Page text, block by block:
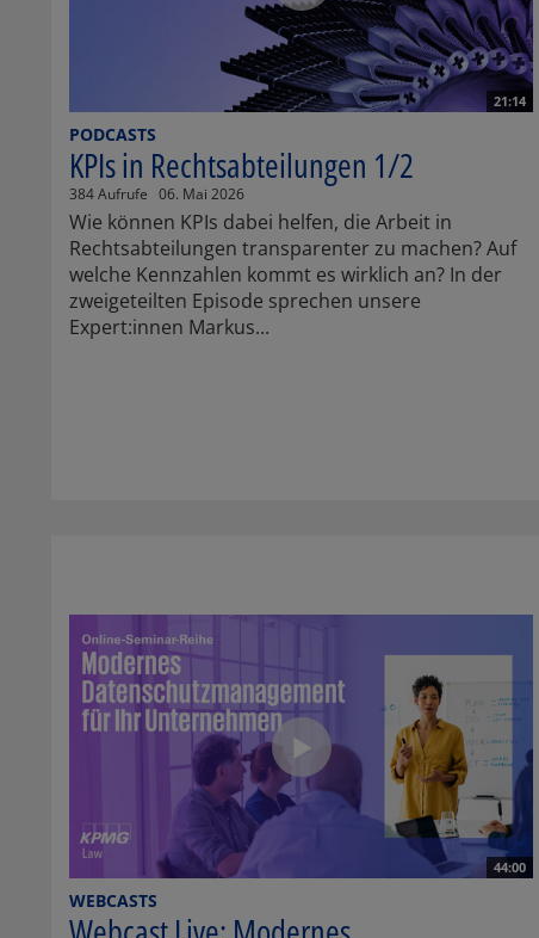
21:14
PODCASTS
KPIs in Rechtsabteilungen 1/2
384 Aufrufe 06. Mai 2026
Wie können KPIs dabei helfen, die Arbeit in
Rechtsabteilungen transparenter zu machen? Auf
welche Kennzahlen kommt es wirklich an? In der
zweigeteilten Episode sprechen unsere
Expert:innen Markus...
44:00
WEBCASTS